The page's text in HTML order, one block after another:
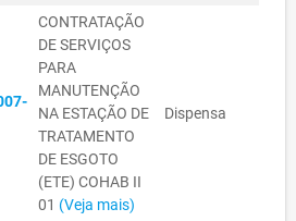
CONTRATAÇÃO
DE SERVIÇOS
PARA
MANUTENÇÃO
NA ESTAÇÃO DE
TRATAMENTO
DE ESGOTO
(ETE) COHAB II
01 (Veja mais)
Dispensa